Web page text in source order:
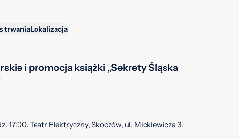
trwaniaLokalizacja
i promocja książki „Sekrety Śląska
17:00. Teatr Elektryczny, Skoczów, ul. Mickiewicza 3.